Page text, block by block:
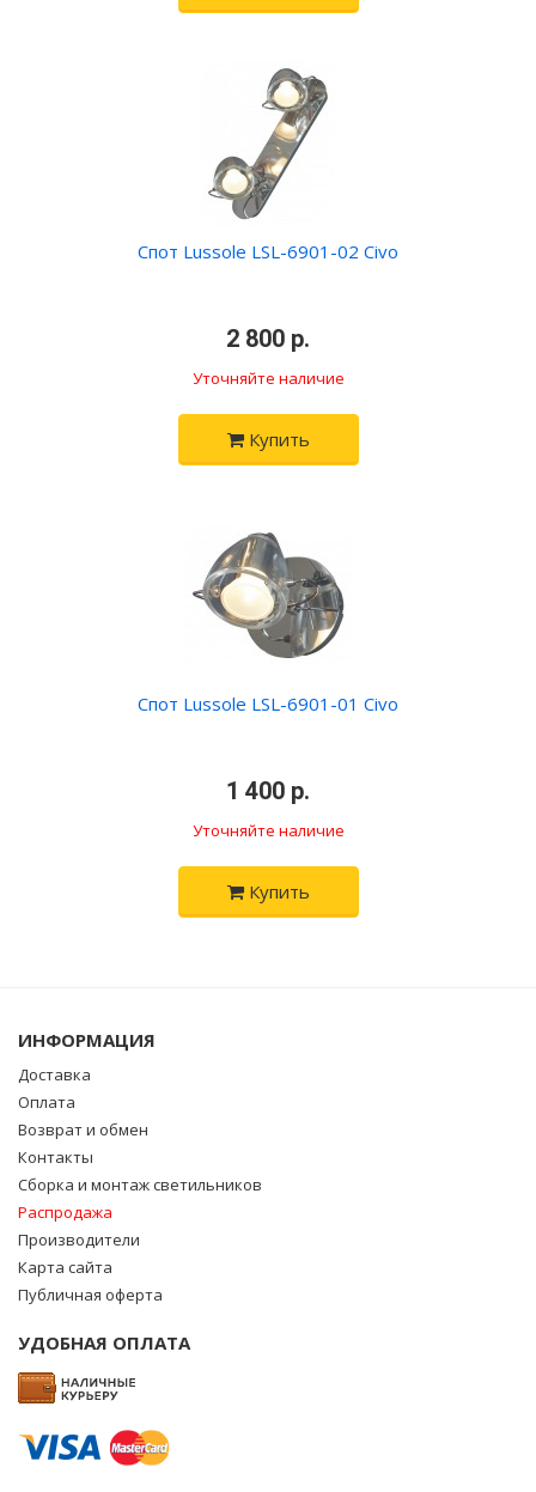
Спот Lussole LSL-6901-02 Civo
2 800 р.
Уточняйте наличие
Купить
Спот Lussole LSL-6901-01 Civo
1 400 р.
Уточняйте наличие
Купить
ИНФОРМАЦИЯ
Доставка
Оплата
Возврат и обмен
Контакты
Сборка и монтаж светильников
Распродажа
Производители
Карта сайта
Публичная оферта
УДОБНАЯ ОПЛАТА